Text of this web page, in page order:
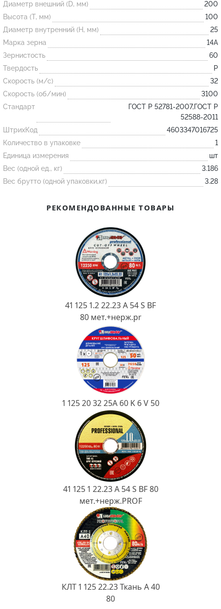
Огнеупорные
изделия
Скачать каталог
Тигель
Муфель
Трубка
Стержень
Пробка
Подставка
Контакт
Ковш разливочный
Огнеупорная SiC смесь
Диаметр внешний (D, мм)
200
Высота (T, мм)
100
Диаметр внутренний (H, мм)
25
Марка зерна
14А
Зернистость
60
Твердость
P
Скорость (м/с)
32
Скорость (об/мин)
3100
Стандарт
ГОСТ Р 52781-2007,ГОСТ Р
52588-2011
ШтрихКод
4603347016725
Количество в упаковке
1
Единица измерения
шт
Вес (одной ед., кг)
3.186
Вес брутто (одной упаковки,кг)
3.28
РЕКОМЕНДОВАННЫЕ ТОВАРЫ
41 125 1.2 22.23 A 54 S BF
80 мет.+нерж.pr
1 125 20 32 25А 60 K 6 V 50
41 125 1 22.23 A 54 S BF 80
мет.+нерж.PROF
КЛТ 1 125 22.23 Ткань A 40
80